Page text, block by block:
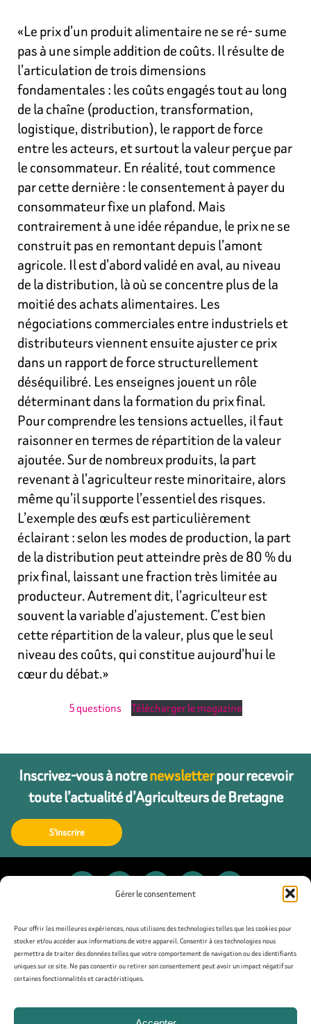
Gérer le consentement
Pour offrir les meilleures expériences, nous utilisons des technologies telles que les cookies pour
stocker et/ou accéder aux informations de votre appareil. Consentir à ces technologies nous
permettra de traiter des données telles que votre comportement de navigation ou des identifiants
uniques sur ce site. Ne pas consentir ou retirer son consentement peut avoir un impact négatif sur
certaines fonctionnalités et caractéristiques.
«Le prix d’un produit alimentaire ne se ré- sume
pas à une simple addition de coûts. Il résulte de
l’articulation de trois dimensions
fondamentales : les coûts engagés tout au long
de la chaîne (production, transformation,
logistique, distribution), le rapport de force
entre les acteurs, et surtout la valeur perçue par
le consommateur. En réalité, tout commence
par cette dernière : le consentement à payer du
consommateur fixe un plafond. Mais
contrairement à une idée répandue, le prix ne se
construit pas en remontant depuis l’amont
agricole. Il est d’abord validé en aval, au niveau
de la distribution, là où se concentre plus de la
moitié des achats alimentaires. Les
négociations commerciales entre industriels et
distributeurs viennent ensuite ajuster ce prix
dans un rapport de force structurellement
déséquilibré. Les enseignes jouent un rôle
déterminant dans la formation du prix final.
Pour comprendre les tensions actuelles, il faut
raisonner en termes de répartition de la valeur
ajoutée. Sur de nombreux produits, la part
revenant à l’agriculteur reste minoritaire, alors
même qu’il supporte l’essentiel des risques.
L’exemple des œufs est particulièrement
éclairant : selon les modes de production, la part
de la distribution peut atteindre près de 80 % du
prix final, laissant une fraction très limitée au
producteur. Autrement dit, l’agriculteur est
souvent la variable d’ajustement. C’est bien
cette répartition de la valeur, plus que le seul
niveau des coûts, qui constitue aujourd’hui le
cœur du débat.»
5 questions Télécharger le magazine
Inscrivez-vous à notrenewsletterpour recevoir
toute l’actualité d’Agriculteurs de Bretagne
S'inscrire
Contact
Presse